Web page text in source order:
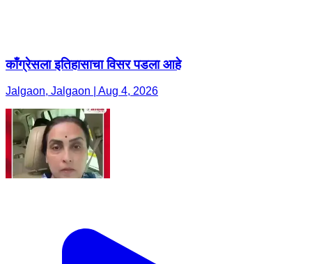
काँग्रेसला इतिहासाचा विसर पडला आहे
Jalgaon, Jalgaon | Aug 4, 2026